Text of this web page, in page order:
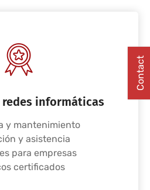
informáticas
y mantenimiento
y asistencia
para empresas
certificados
Contact